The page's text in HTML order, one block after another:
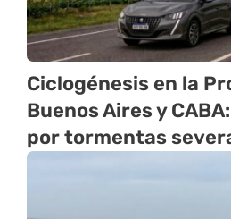
Ciclogénesis en la
Buenos Aires y
por tormentas